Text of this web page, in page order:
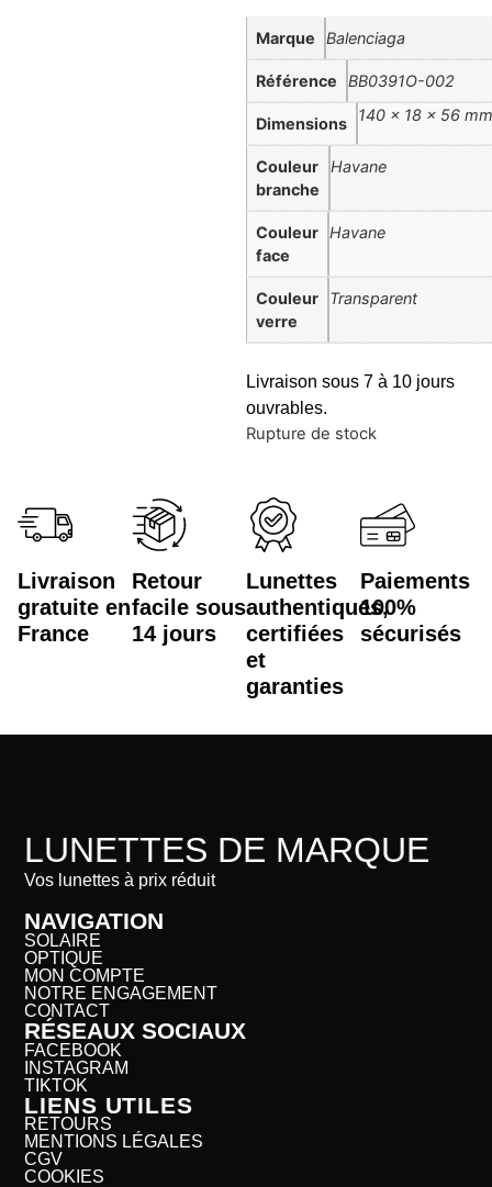
Référence BB0391O-002
Dimensions 140 × 18 × 56 mm
Couleur
branche
Havane
Couleur
face
Havane
Couleur
verre
Transparent
Marque Balenciaga
Livraison sous 7 à 10 jours
ouvrables.
Rupture de stock
Livraison
gratuite en
France
Retour
facile sous
14 jours
Lunettes
authentiques,
certifiées
et
garanties
Paiements
100%
sécurisés
LUNETTES DE MARQUE
Vos lunettes à prix réduit
NAVIGATION
SOLAIRE
OPTIQUE
MON COMPTE
NOTRE ENGAGEMENT
CONTACT
RÉSEAUX SOCIAUX
FACEBOOK
INSTAGRAM
TIKTOK
LIENS UTILES
RETOURS
MENTIONS LÉGALES
CGV
COOKIES